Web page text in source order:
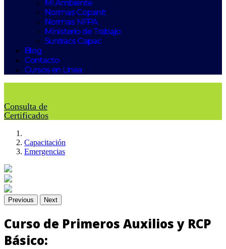
Mi Ambiente
Normas Copanit
Normas NFPA
Ministerio de Trabajo
Suntracs Capac
Blog
Contacto
Cursos en Línea
Consulta de
Certificados
Capacitación
Emergencias
Previous Next
Curso de Primeros Auxilios y RCP
Básico: